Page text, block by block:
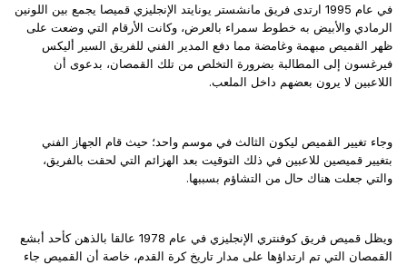
في عام 1995 ارتدى فريق مانشستر يونايتد الإنجليزي قميصا يجمع بين اللونين
الرمادي والأبيض به خطوط سمراء بالعرض، وكانت الأرقام التي وضعت على
ظهر القميص مبهمة وغامضة مما دفع المدير الفني للفريق السير أليكس
فيرغسون إلى المطالبة بضرورة التخلص من تلك القمصان، بدعوى أن
اللاعبين لا يرون بعضهم داخل الملعب.
وجاء تغيير القميص ليكون الثالث في موسم واحد؛ حيث قام الجهاز الفني
بتغيير قميصين للاعبين في ذلك التوقيت بعد الهزائم التي لحقت بالفريق،
والتي جعلت هناك حال من التشاؤم بسببها.
ويظل قميص فريق كوفنتري الإنجليزي في عام 1978 عالقا بالذهن كأحد أبشع
القمصان التي تم ارتداؤها على مدار تاريخ كرة القدم، خاصة أن القميص جاء